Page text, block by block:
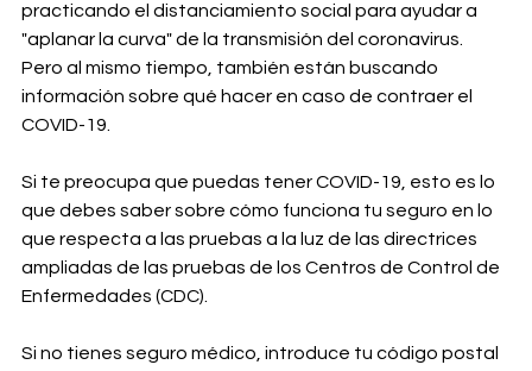
practicando el distanciamiento social para ayudar a
"aplanar la curva" de la transmisión del coronavirus.
Pero al mismo tiempo, también están buscando
información sobre qué hacer en caso de contraer el
COVID-19.
Si te preocupa que puedas tener COVID-19, esto es lo
que debes saber sobre cómo funciona tu seguro en lo
que respecta a las pruebas a la luz de las directrices
ampliadas de las pruebas de los Centros de Control de
Enfermedades (CDC).
Si no tienes seguro médico, introduce tu código postal